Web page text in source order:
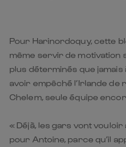
Pour Harinordoquy, cette
même servir de motivation
plus déterminés que
avoir empêché l’Irlande
Chelem, seule équipe
« Déjà, les gars vont
pour Antoine, parce qu’il